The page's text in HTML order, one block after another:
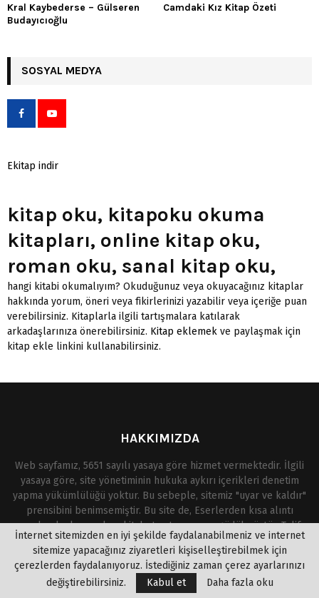
Kral Kaybederse – Gülseren
Budayıcıoğlu
Camdaki Kız Kitap Özeti
SOSYAL MEDYA
Ekitap indir
kitap oku, kitapoku okuma
kitapları, online kitap oku,
roman oku, sanal kitap oku,
hangi kitabi okumalıyım? Okuduğunuz veya okuyacağınız kitaplar
hakkında yorum, öneri veya fikirlerinizi yazabilir veya içeriğe puan
verebilirsiniz. Kitaplarla ilgili tartışmalara katılarak
arkadaşlarınıza önerebilirsiniz. Kitap eklemek ve paylaşmak için
kitap ekle linkini kullanabilirsiniz.
HAKKIMIZDA
Web sayfamız, 5651 sayılı yasaya göre hizmet vermektedir. İlgili
yasaya göre, site yönetiminin hukuka aykırı içerikleri denetim
yapma yükümlülüğü yoktur. Bu sebeple, sitemiz "uyar ve kaldır"
prensibini benimsemiştir. Bu site de, Eserlerden kısa alıntı
yapılarak okuyuculara kitabı tanıtma amacı güdülmüştür. Telif
hakkına mevzu olan eserlerin yasal olmayan bir şekilde paylaşıma
açıldığını ve yasal haklarına uyulmadığını düşünüyorsanız,
aşağıdaki mail adresinden ulaşabilirsiniz. Kanunlar ve
yönetmelikler çerçevesinde içerik kısa içinde kaldırılıp size dönüş
İnternet sitemizden en iyi şekilde faydalanabilmeniz ve internet
sitemize yapacağınız ziyaretleri kişiselleştirebilmek için
çerezlerden faydalanıyoruz. İstediğiniz zaman çerez ayarlarınızı
değiştirebilirsiniz.
Kabul et Daha fazla oku